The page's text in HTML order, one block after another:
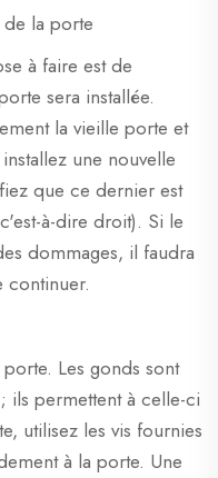
la porte
à faire est de
sera installée.
la vieille porte et
une nouvelle
que ce dernier est
à-dire droit). Si le
dommages, il faudra
continuer.
Les gonds sont
ils permettent à celle-ci
utilisez les vis fournies
à la porte. Une